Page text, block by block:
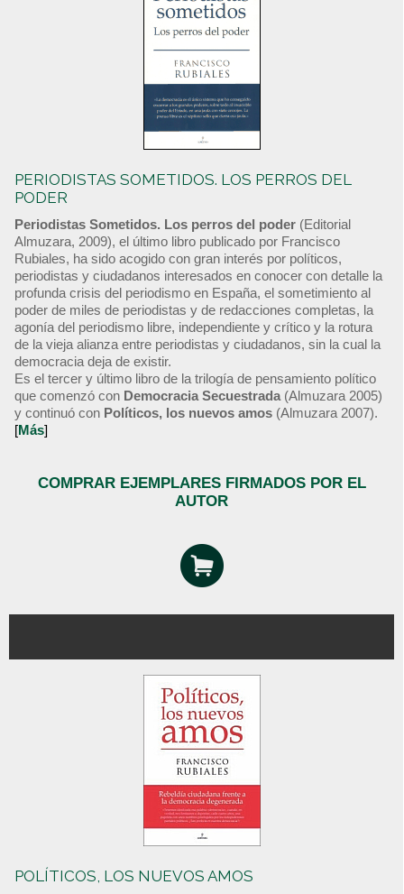
PERIODISTAS SOMETIDOS. LOS PERROS DEL
PODER
Periodistas Sometidos. Los perros del poder (Editorial
Almuzara, 2009), el último libro publicado por Francisco
Rubiales, ha sido acogido con gran interés por políticos,
periodistas y ciudadanos interesados en conocer con detalle la
profunda crisis del periodismo en España, el sometimiento al
poder de miles de periodistas y de redacciones completas, la
agonía del periodismo libre, independiente y crítico y la rotura
de la vieja alianza entre periodistas y ciudadanos, sin la cual la
democracia deja de existir.
Es el tercer y último libro de la trilogía de pensamiento político
que comenzó con Democracia Secuestrada (Almuzara 2005)
y continuó con Políticos, los nuevos amos (Almuzara 2007).
[Más]
COMPRAR EJEMPLARES FIRMADOS POR EL
AUTOR
POLÍTICOS, LOS NUEVOS AMOS